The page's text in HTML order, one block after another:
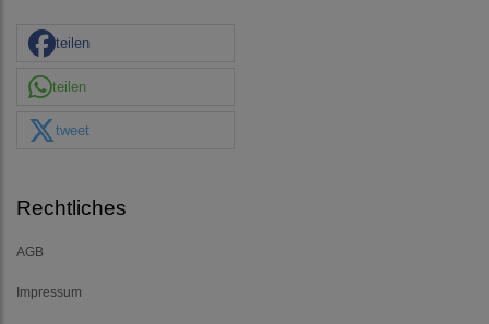
teilen
teilen
tweet
Rechtliches
AGB
Impressum